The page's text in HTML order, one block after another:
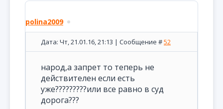
polina2009
Дата: Чт, 21.01.16, 21:13 | Сообщение #52
народ,а запрет то теперь не
действителен если есть
уже?????????или все равно в суд
дорога???